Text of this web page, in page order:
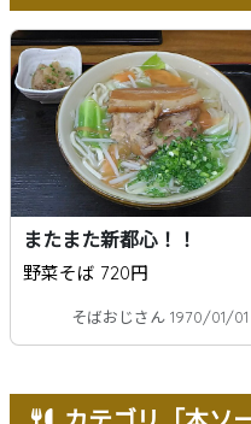
またまた新都心！！
野菜そば 720円
そばおじさん 1970/01/01